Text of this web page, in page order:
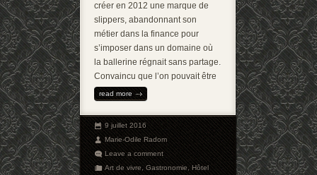
créer en 2012 une marque de
slippers, abandonnant son
métier dans la finance pour
s’imposer dans un domaine où
la ballerine régnait sans partage.
Convaincu que l’on pouvait être
read more
9 juillet 2016
Marie-Odile Radom
Leave a comment
Art de vivre,Gastronomie,Hôtel